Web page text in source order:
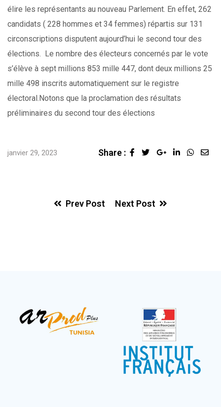
élire les représentants au nouveau Parlement. En effet, 262
candidats ( 228 hommes et 34 femmes) répartis sur 131
circonscriptions disputent aujourd’hui le second tour des
élections. Le nombre des électeurs concernés par le vote
s’élève à sept millions 853 mille 447, dont deux millions 25
mille 498 inscrits automatiquement sur le registre
électoral.Notons que la proclamation des résultats
préliminaires du second tour des élections
janvier 29, 2023 Share : Google+LinkedIn
Prev Post Next Post